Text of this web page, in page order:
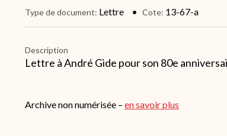
Type de document Lettre Cote 13-67-a
Description
Lettre à André Gide pour son 80e
Archive non numérisée – en savoir plus